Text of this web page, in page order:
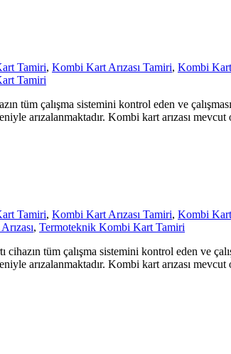
Tamiri, Kombi Kart Arızası Tamiri, Kombi
Tamiri
tüm çalışma sistemini kontrol eden ve
arızalanmaktadır. Kombi kart arızası
Tamiri, Kombi Kart Arızası Tamiri, Kombi
, Termoteknik Kombi Kart Tamiri
tüm çalışma sistemini kontrol eden ve
arızalanmaktadır. Kombi kart arızası